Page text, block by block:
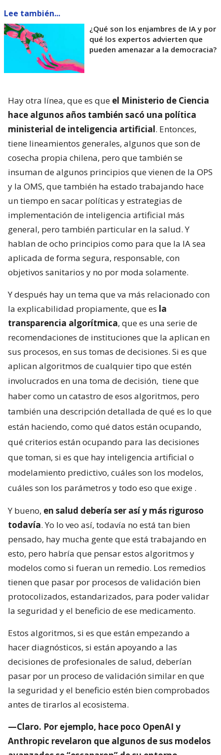
Lee también...
¿Qué son los enjambres de IA y por
qué los expertos advierten que
pueden amenazar a la democracia?
Hay otra línea, que es que el Ministerio de Ciencia
hace algunos años también sacó una política
ministerial de inteligencia artificial. Entonces,
tiene lineamientos generales, algunos que son de
cosecha propia chilena, pero que también se
insuman de algunos principios que vienen de la OPS
y la OMS, que también ha estado trabajando hace
un tiempo en sacar políticas y estrategias de
implementación de inteligencia artificial más
general, pero también particular en la salud. Y
hablan de ocho principios como para que la IA sea
aplicada de forma segura, responsable, con
objetivos sanitarios y no por moda solamente.
Y después hay un tema que va más relacionado con
la explicabilidad propiamente, que es la
transparencia algorítmica, que es una serie de
recomendaciones de instituciones que la aplican en
sus procesos, en sus tomas de decisiones. Si es que
aplican algoritmos de cualquier tipo que estén
involucrados en una toma de decisión, tiene que
haber como un catastro de esos algoritmos, pero
también una descripción detallada de qué es lo que
están haciendo, como qué datos están ocupando,
qué criterios están ocupando para las decisiones
que toman, si es que hay inteligencia artificial o
modelamiento predictivo, cuáles son los modelos,
cuáles son los parámetros y todo eso que exige .
Y bueno, en salud debería ser así y más riguroso
todavía. Yo lo veo así, todavía no está tan bien
pensado, hay mucha gente que está trabajando en
esto, pero habría que pensar estos algoritmos y
modelos como si fueran un remedio. Los remedios
tienen que pasar por procesos de validación bien
protocolizados, estandarizados, para poder validar
la seguridad y el beneficio de ese medicamento.
Estos algoritmos, si es que están empezando a
hacer diagnósticos, si están apoyando a las
decisiones de profesionales de salud, deberían
pasar por un proceso de validación similar en que
la seguridad y el beneficio estén bien comprobados
antes de tirarlos al ecosistema.
—Claro. Por ejemplo, hace poco OpenAI y
Anthropic revelaron que algunos de sus modelos